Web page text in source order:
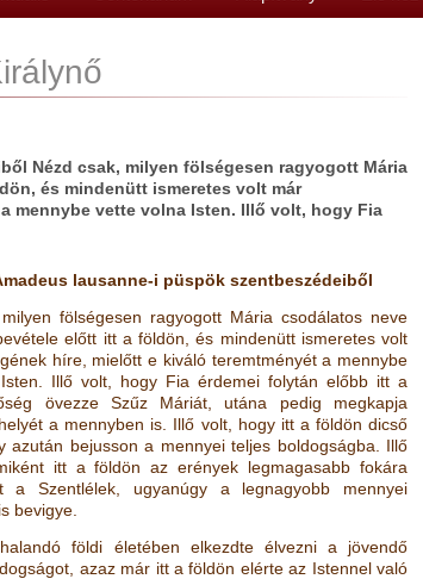
Nézd csak, milyen fölségesen ragyogott Mária
és mindenütt ismeretes volt már
mennybe vette volna Isten. Illő volt, hogy Fia
lausanne-i püspök szentbeszédeiből
fölségesen ragyogott Mária csodálatos neve
előtt itt a földön, és mindenütt ismeretes volt
híre, mielőtt e kiváló teremtményét a mennybe
Illő volt, hogy Fia érdemei folytán előbb itt a
övezze Szűz Máriát, utána pedig megkapja
a mennyben is. Illő volt, hogy itt a földön dicső
azután bejusson a mennyei teljes boldogságba. Illő
itt a földön az erények legmagasabb fokára
a Szentlélek, ugyanúgy a legnagyobb mennyei
bevigye.
földi életében elkezdte élvezni a jövendő
azaz már itt a földön elérte az Istennel való